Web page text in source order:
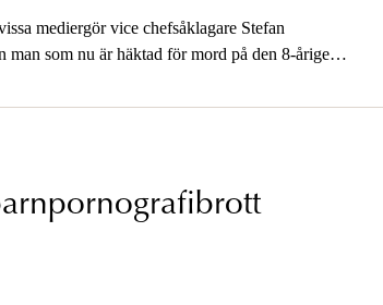
mediergör vice chefsåklagare Stefan
som nu är häktad för mord på den 8-årige